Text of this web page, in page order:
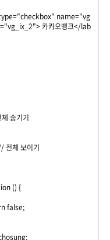
name="vg
카카오뱅크</lab
숨기기
체 보이기
() {
false;